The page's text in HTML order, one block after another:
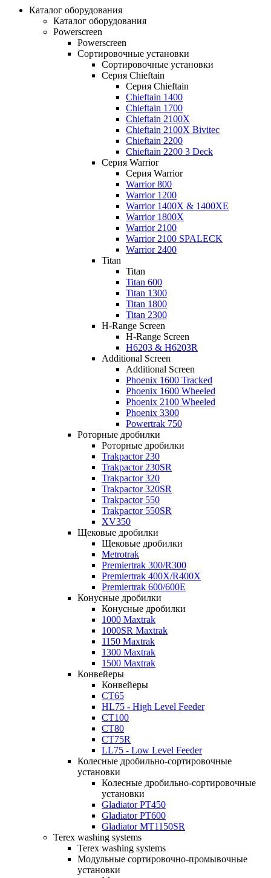
Каталог оборудования
Каталог оборудования
Powerscreen
Powerscreen
Сортировочные установки
Сортировочные установки
Серия Chieftain
Серия Chieftain
Chieftain 1400
Chieftain 1700
Chieftain 2100X
Chieftain 2100X Bivitec
Chieftain 2200
Chieftain 2200 3 Deck
Серия Warrior
Серия Warrior
Warrior 800
Warrior 1200
Warrior 1400X & 1400XE
Warrior 1800X
Warrior 2100
Warrior 2100 SPALECK
Warrior 2400
Titan
Titan
Titan 600
Titan 1300
Titan 1800
Titan 2300
H-Range Screen
H-Range Screen
H6203 & H6203R
Additional Screen
Additional Screen
Phoenix 1600 Tracked
Phoenix 1600 Wheeled
Phoenix 2100 Wheeled
Phoenix 3300
Powertrak 750
Роторные дробилки
Роторные дробилки
Trakpactor 230
Trakpactor 230SR
Trakpactor 320
Trakpactor 320SR
Trakpactor 550
Trakpactor 550SR
XV350
Щековые дробилки
Щековые дробилки
Metrotrak
Premiertrak 300/R300
Premiertrak 400X/R400X
Premiertrak 600/600E
Конусные дробилки
Конусные дробилки
1000 Maxtrak
1000SR Maxtrak
1150 Maxtrak
1300 Maxtrak
1500 Maxtrak
Конвейеры
Конвейеры
CT65
HL75 - High Level Feeder
CT100
CT80
CT75R
LL75 - Low Level Feeder
Колесные дробильно-сортировочные
установки
Колесные дробильно-сортировочные
установки
Gladiator PT450
Gladiator PT600
Gladiator MT1150SR
Terex washing systems
Terex washing systems
Модульные сортировочно-промывочные
установки